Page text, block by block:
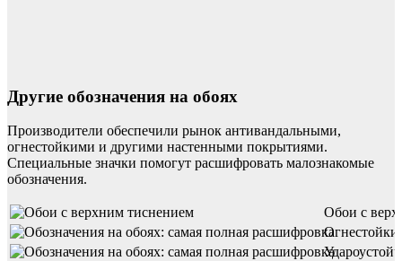
Другие обозначения на обоях
Производители обеспечили рынок антивандальными,
огнестойкими и другими настенными покрытиями.
Специальные значки помогут расшифровать малознакомые
обозначения.
Обои с